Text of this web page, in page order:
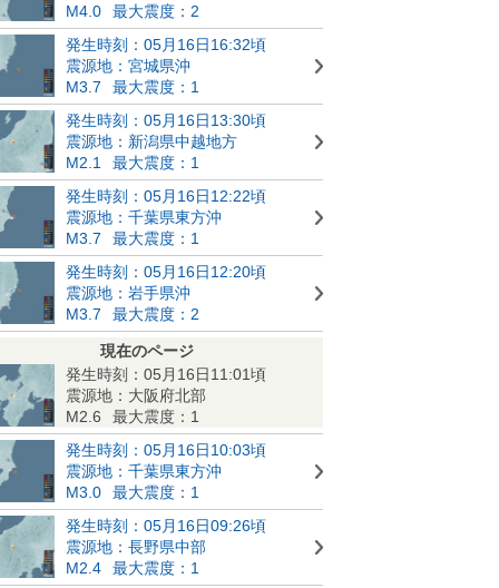
M4.0
最大震度：2
発生時刻：05月16日16:32頃
震源地：宮城県沖
M3.7
最大震度：1
発生時刻：05月16日13:30頃
震源地：新潟県中越地方
M2.1
最大震度：1
発生時刻：05月16日12:22頃
震源地：千葉県東方沖
M3.7
最大震度：1
発生時刻：05月16日12:20頃
震源地：岩手県沖
M3.7
最大震度：2
現在のページ
発生時刻：05月16日11:01頃
震源地：大阪府北部
M2.6
最大震度：1
発生時刻：05月16日10:03頃
震源地：千葉県東方沖
M3.0
最大震度：1
発生時刻：05月16日09:26頃
震源地：長野県中部
M2.4
最大震度：1